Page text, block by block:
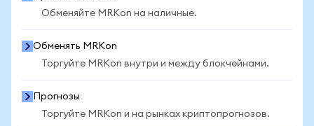
Обменяйте MRKon на наличные.
Обменять MRKon
Торгуйте MRKon внутри и между блокчейнами.
Прогнозы
Торгуйте MRKon и на рынках криптопрогнозов.